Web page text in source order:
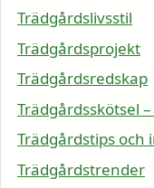
Trädgårdslivsstil
Trädgårdsprojekt
Trädgårdsredskap
Trädgårdsskötsel
Trädgårdstips och
Trädgårdstrender